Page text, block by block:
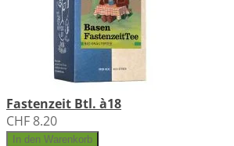
Fastenzeit Btl. à18
CHF 8.20
In den Warenkorb